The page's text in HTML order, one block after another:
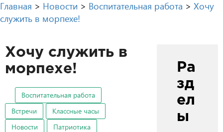
Главная > Новости > Воспитательная работа > Хочу
служить в морпехе!
Хочу служить в
морпехе!
Воспитательная работа
Встречи
Классные часы
Новости
Патриотика
Ра
зд
ел
ы